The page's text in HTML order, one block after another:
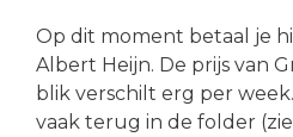
Op dit moment betaal je
Albert Heijn. De prijs van
blik verschilt erg per
vaak terug in de folder